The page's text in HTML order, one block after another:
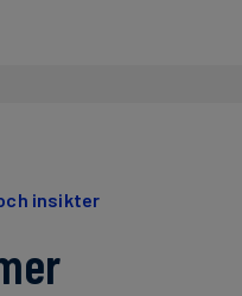
insikter